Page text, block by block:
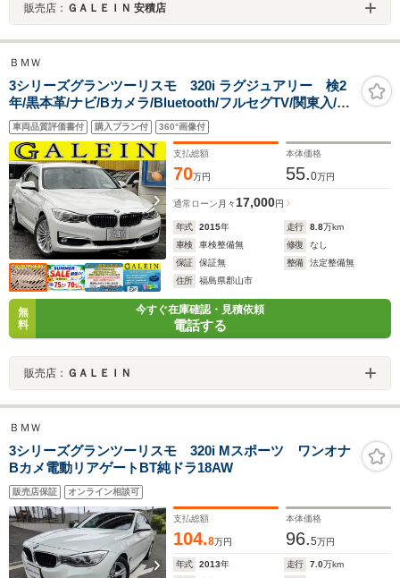
販売店： ＧＡＬＥＩＮ 安積店
ＢＭＷ
3シリーズグランツーリスモ 320i ラグジュアリー 検2
年/黒本革/ナビ/Bカメラ/Bluetooth/フルセグTV/関東入/禁
煙車/バイキセノン/ETC/ACCクルコン/コンフォートアク
セス/純正18AW/本革巻きステア/AUTOライト/Pスタート/
電動シート/PDC/パワーゲート
車両品質評価書付 購入プラン付 360°画像付
支払総額
70万円
本体価格
55.0万円
通常ローン 月々17,000円
年式 2015年 走行 8.8万km
車検
車検整備無 修復
なし
保証
保証無 整備
法定整備無
住所
福島県郡山市
無
料
今すぐ在庫確認・見積依頼
電話する
販売店： ＧＡＬＥＩＮ
ＢＭＷ
3シリーズグランツーリスモ 320i Mスポーツ ワンオナ
Bカメ電動リアゲートBT純ドラ18AW
販売店保証 オンライン相談可
支払総額
104.8万円
本体価格
96.5万円
年式 2013年 走行 7.0万km